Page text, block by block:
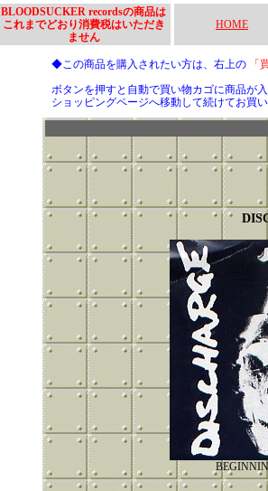
BLOODSUCKER recordsの商品は
これまでどおり消費税はいただき
ません
HOME
◆この商品を購入されたい方は、右上の 「
ボタンを押すと自動で買い物カゴに商品が
ショッピングページへ移動して続けてお買